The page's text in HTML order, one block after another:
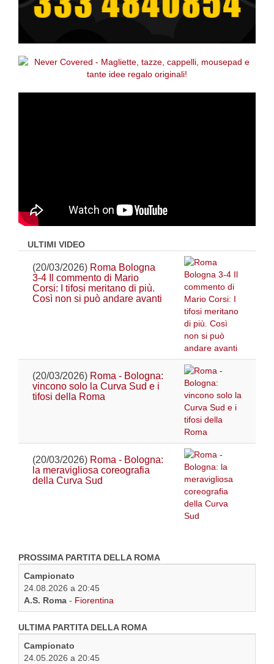
ULTIMI VIDEO
(20/03/2026) Roma Bologna
3-4 Il commento di Mario
Corsi: I tifosi meritano di più.
Così non si può andare avanti
(20/03/2026) Roma - Bologna:
vincono solo la Curva Sud e i
tifosi della Roma
(20/03/2026) Roma - Bologna:
la meravigliosa coreografia
della Curva Sud
PROSSIMA PARTITA DELLA ROMA
Campionato
24.08.2026 a 20:45
A.S. Roma - Fiorentina
ULTIMA PARTITA DELLA ROMA
Campionato
24.05.2026 a 20:45